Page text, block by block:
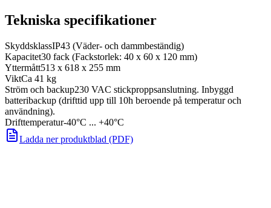
Tekniska specifikationer
SkyddsklassIP43 (Väder- och dammbeständig)
Kapacitet30 fack (Fackstorlek: 40 x 60 x 120 mm)
Yttermått513 x 618 x 255 mm
ViktCa 41 kg
Ström och backup230 VAC stickproppsanslutning. Inbyggd
batteribackup (drifttid upp till 10h beroende på temperatur och
användning).
Drifttemperatur-40°C ... +40°C
Ladda ner produktblad (PDF)